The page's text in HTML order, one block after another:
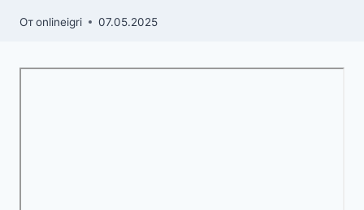
Отonlineigri 07.05.2025